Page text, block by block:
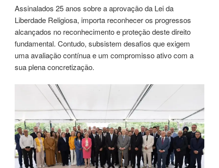
Assinalados 25 anos sobre a aprovação da Lei da
Liberdade Religiosa, importa reconhecer os progressos
alcançados no reconhecimento e proteção deste direito
fundamental. Contudo, subsistem desafios que exigem
uma avaliação contínua e um compromisso ativo com a
sua plena concretização.